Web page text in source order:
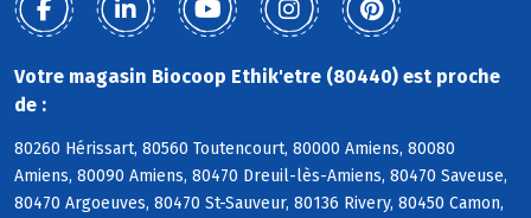
Votre magasin Biocoop Ethik'etre (80440) est proche
de :
80260 Hérissart, 80560 Toutencourt, 80000 Amiens, 80080
Amiens, 80090 Amiens, 80470 Dreuil-lès-Amiens, 80470 Saveuse,
80470 Argoeuves, 80470 St-Sauveur, 80136 Rivery, 80450 Camon,